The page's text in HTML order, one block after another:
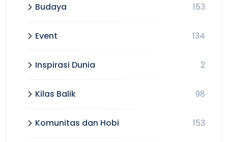
Budaya 153
Event 134
Inspirasi Dunia 2
Kilas Balik 98
Komunitas dan Hobi 153